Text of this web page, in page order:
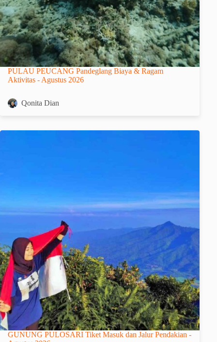
PULAU PEUCANG Pandeglang Biaya & Ragam
Aktivitas - Agustus 2026
Qonita Dian
GUNUNG PULOSARI Tiket Masuk dan Jalur Pendakian -